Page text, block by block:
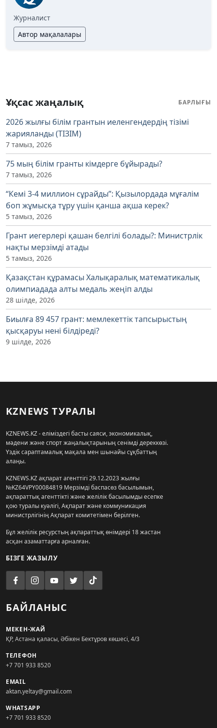
Журналист
Автор мақалалары
Ұқсас жаңалық БАРЛЫҒЫ
2026 жылғы білім грантын иеленгендердің тізімі
жарияланды (ТІЗІМ)
7 тамыз, 2026
75 мың білім гранты кімдерге бұйырады?
7 тамыз, 2026
“Кемі 3-4 миллион сұрайды”: Қызылордада мұғалім
боп жұмысқа тұру үшін қанша ақша керек?
5 тамыз, 2026
Грант иегерлері қашан белгілі болады?: Министрлік
нақты мерзімді атады
5 тамыз, 2026
Қазақстан құрамасы Халықаралық математикалық
олимпиадада алты медаль жеңіп алды
28 шілде, 2026
Биылға 89 457 грант: мемлекеттік тапсырыстың
қысқаруы нені білдіреді?
9 шілде, 2026
KZNEWS ТУРАЛЫ
KZNEWS.KZ - еліміздегі басты саяси, экономикалық,
мәдени және спорт жаңалықтарының сенімді дереккөзі.
Үздік сараптамалық мақала мен шынайы сұқбаттың
алаңы.
KZNEWS.KZ ақпарат агенттігі 29.12.2023 жылғы
№KZ64VPY00084819 Мерзімді баспасөз басылымын,
ақпараттық агенттікті және желілік басылымды есепке
қою туралы куәлігі, Ақпарат және коммуникация
министрлігінің Ақпарат комитетімен берілген.
Бұл желілік ресурстың ақпараттық өнімдері 18 жастан
асқан азаматтарға арналған.
БІЗГЕ ЖАЗЫЛУ
БАЙЛАНЫС
МЕКЕН-ЖАЙ
ҚР, Астана қаласы, Әбікен Бектұров көшесі, 4/3
ТЕЛЕФОН
+7 701 933 8520
EMAIL
aktan.yeltay@gmail.com
WHATSAPP
+7 701 933 8520